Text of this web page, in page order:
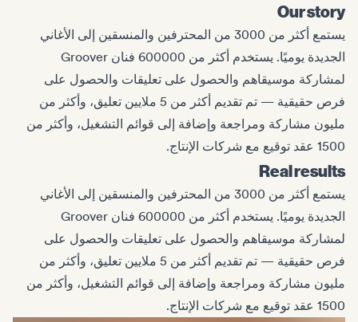
Our story
يستمع أكثر من 3000 من المحترفين والمنسقين إلى الأغاني
الجديدة يوميًا. يستخدم أكثر من 600000 فنان Groover
لمشاركة موسيقاهم والحصول على تعليقات والحصول على
فرص حقيقية — تم تقديم أكثر من 5 ملايين تعليق، وأكثر من
مليون مشاركة ومراجعة وإضافة إلى قوائم التشغيل، وأكثر من
1500 عقد توقيع مع شركات الإنتاج.
Real results
يستمع أكثر من 3000 من المحترفين والمنسقين إلى الأغاني
الجديدة يوميًا. يستخدم أكثر من 600000 فنان Groover
لمشاركة موسيقاهم والحصول على تعليقات والحصول على
فرص حقيقية — تم تقديم أكثر من 5 ملايين تعليق، وأكثر من
مليون مشاركة ومراجعة وإضافة إلى قوائم التشغيل، وأكثر من
1500 عقد توقيع مع شركات الإنتاج.